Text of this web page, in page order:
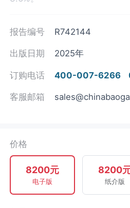
报告编号 R742144
出版日期 2025年
订购电话 400-007-6266
客服邮箱
价格
8200元
电子版
8200
纸介版